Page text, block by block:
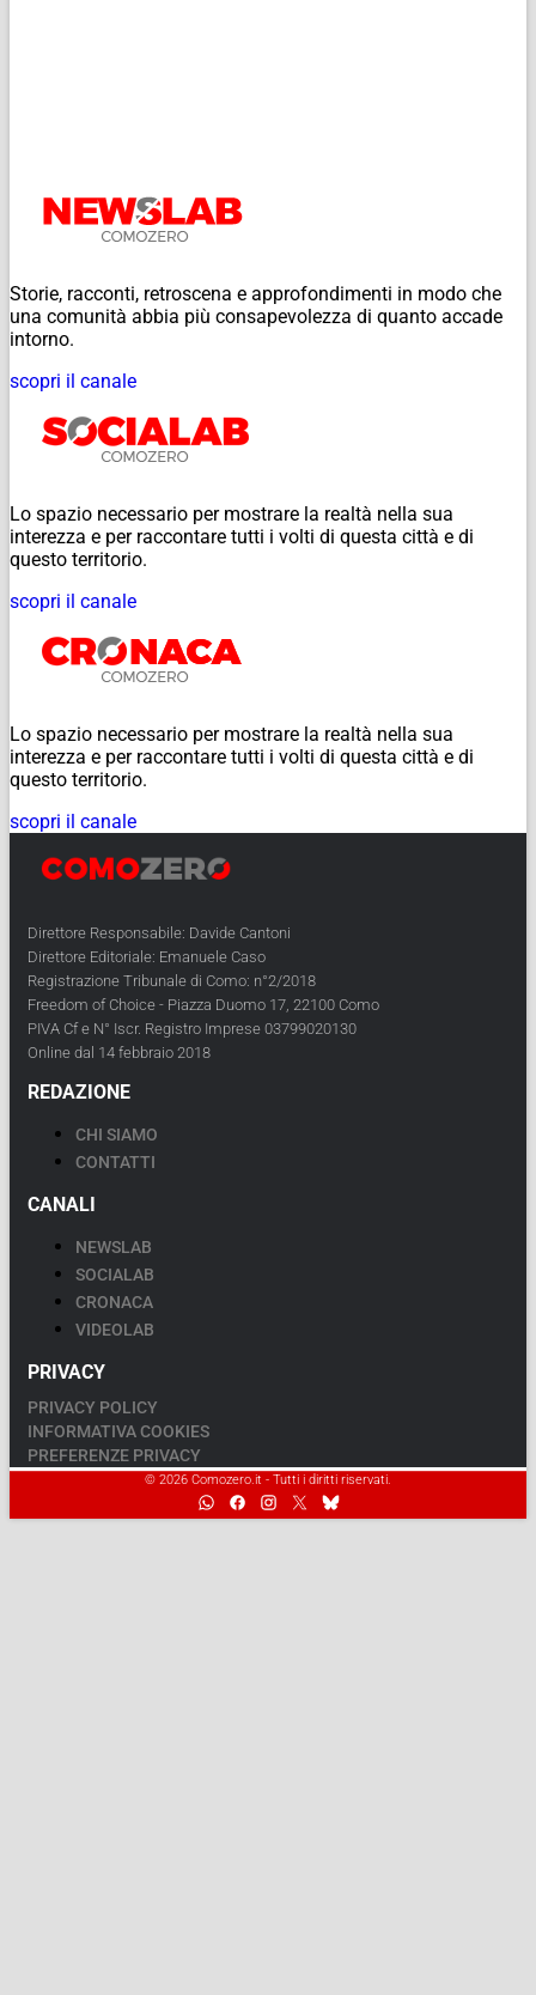
Storie, racconti, retroscena e approfondimenti in modo che
una comunità abbia più consapevolezza di quanto accade
intorno.
scopri il canale
Lo spazio necessario per mostrare la realtà nella sua
interezza e per raccontare tutti i volti di questa città e di
questo territorio.
scopri il canale
Lo spazio necessario per mostrare la realtà nella sua
interezza e per raccontare tutti i volti di questa città e di
questo territorio.
scopri il canale
Direttore Responsabile: Davide Cantoni
Direttore Editoriale: Emanuele Caso
Registrazione Tribunale di Como: n°2/2018
Freedom of Choice - Piazza Duomo 17, 22100 Como
PIVA Cf e N° Iscr. Registro Imprese 03799020130
Online dal 14 febbraio 2018
REDAZIONE
CHI SIAMO
CONTATTI
CANALI
NEWSLAB
SOCIALAB
CRONACA
VIDEOLAB
PRIVACY
PRIVACY POLICY
INFORMATIVA COOKIES
PREFERENZE PRIVACY
© 2026 Comozero.it - Tutti i diritti riservati.